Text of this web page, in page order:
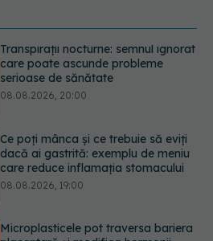
Ce poți mânca și ce trebuie să eviți
dacă ai gastrită: exemplu de meniu
care reduce inflamația stomacului
Microplasticele pot traversa bariera
placentară și modifica hormonii
08.08.2026, 18:00